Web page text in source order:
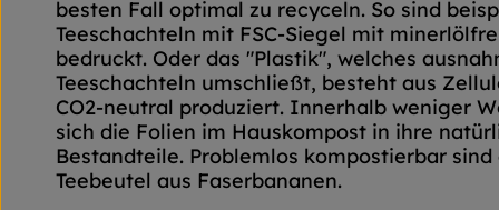
besten Fall optimal zu recyceln. So sind
Teeschachteln mit FSC-Siegel mit
bedruckt. Oder das "Plastik", welches
Teeschachteln umschließt, besteht aus
CO2-neutral produziert. Innerhalb weniger
sich die Folien im Hauskompost in ihre
Bestandteile. Problemlos kompostierbar sind
Teebeutel aus Faserbananen.